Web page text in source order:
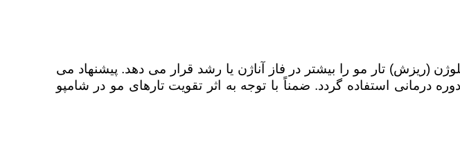
(ریزش) تار مو را بیشتر در فاز آناژن یا رشد قرار می دهد. پیشنهاد می
درمانی استفاده گردد. ضمناً با توجه به اثر تقویت تارهای مو در شامپو